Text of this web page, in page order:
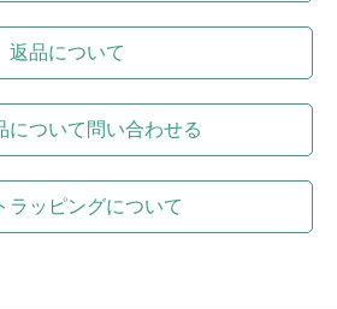
返品について
について問い合わせる
ラッピングについて